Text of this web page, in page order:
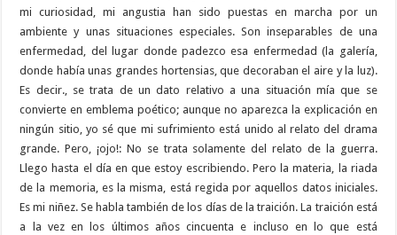
mi curiosidad, mi angustia han sido puestas en marcha por un
ambiente y unas situaciones especiales. Son inseparables de una
enfermedad, del lugar donde padezco esa enfermedad (la galería,
donde había unas grandes hortensias, que decoraban el aire y la luz).
Es decir., se trata de un dato relativo a una situación mía que se
convierte en emblema poético; aunque no aparezca la explicación en
ningún sitio, yo sé que mi sufrimiento está unido al relato del drama
grande. Pero, ¡ojo!: No se trata solamente del relato de la guerra.
Llego hasta el día en que estoy escribiendo. Pero la materia, la riada
de la memoria, es la misma, está regida por aquellos datos iniciales.
Es mi niñez. Se habla también de los días de la traición. La traición está
a la vez en los últimos años cincuenta e incluso en lo que está